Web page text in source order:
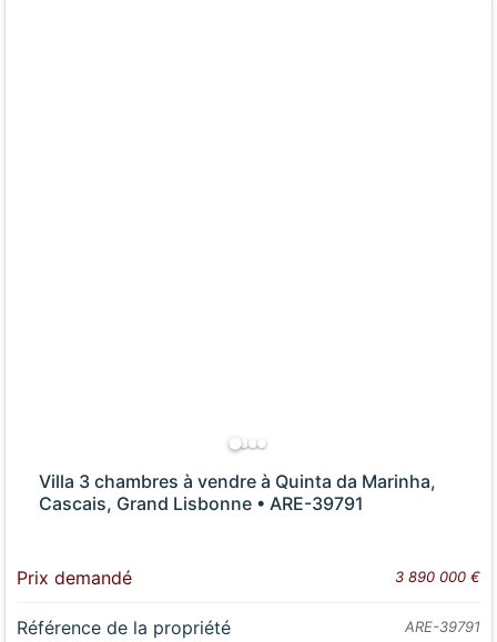
Villa 3 chambres à vendre à Quinta da Marinha,
Cascais, Grand Lisbonne • ARE-39791
Prix demandé 3 890 000 €
Référence de la propriété ARE-39791